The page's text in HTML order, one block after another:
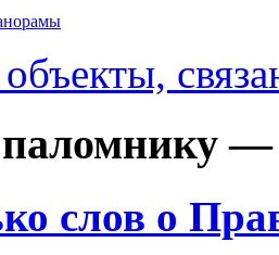
объекты,
—
слов о